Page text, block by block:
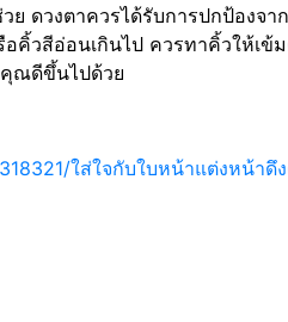
ดวงตาควรได้รับการปกป้องจ
วสีอ่อนเกินไป ควรทาคิ้วให้เข้
ณดีขึ้นไปด้วย
ใส่ใจกับใบหน้าแต่งหน้าดึ